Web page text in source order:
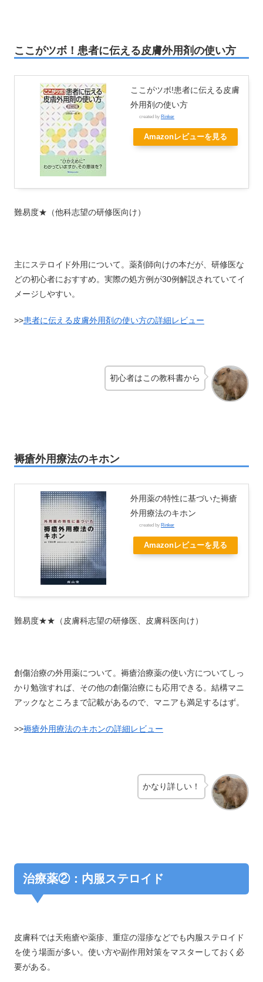
ここがツボ！患者に伝える皮膚外用剤の使い方
ここがツボ!患者に伝える皮膚
外用剤の使い方
created by Rinker
Amazonレビューを見る
難易度★（他科志望の研修医向け）
主にステロイド外用について。薬剤師向けの本だが、研修医な
どの初心者におすすめ。実際の処方例が30例解説されていてイ
メージしやすい。
>>患者に伝える皮膚外用剤の使い方の詳細レビュー
初心者はこの教科書から
褥瘡外用療法のキホン
外用薬の特性に基づいた褥瘡
外用療法のキホン
created by Rinker
Amazonレビューを見る
難易度★★（皮膚科志望の研修医、皮膚科医向け）
創傷治療の外用薬について。褥瘡治療薬の使い方についてしっ
かり勉強すれば、その他の創傷治療にも応用できる。結構マニ
アックなところまで記載があるので、マニアも満足するはず。
>>褥瘡外用療法のキホンの詳細レビュー
かなり詳しい！
治療薬②：内服ステロイド
皮膚科では天疱瘡や薬疹、重症の湿疹などでも内服ステロイド
を使う場面が多い。使い方や副作用対策をマスターしておく必
要がある。